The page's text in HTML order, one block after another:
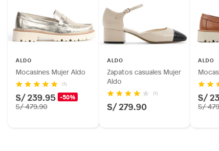
ALDO
Mocasines Mujer Aldo
(1)
S/ 239.95 -50%
S/ 479.90
ALDO
Zapatos casuales Mujer
Aldo
(1)
S/ 279.90
ALDO
S/
S/